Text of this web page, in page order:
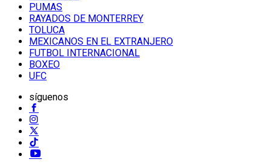
PUMAS
RAYADOS DE MONTERREY
TOLUCA
MEXICANOS EN EL EXTRANJERO
FUTBOL INTERNACIONAL
BOXEO
UFC
síguenos